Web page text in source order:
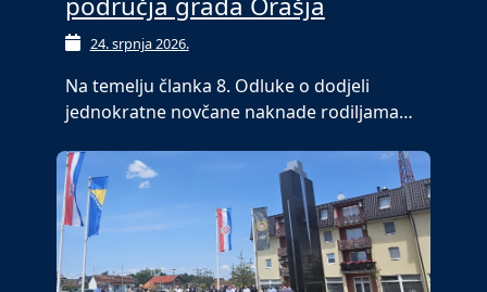
24. srpnja 2026.
Na temelju članka 8. Odluke o dodjeli
jednokratne novčane naknade rodiljama…